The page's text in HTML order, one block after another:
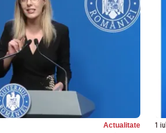
Actualitate 1